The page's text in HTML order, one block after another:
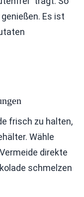
Es ist
frisch zu halten,
Wähle
direkte
schmelzen